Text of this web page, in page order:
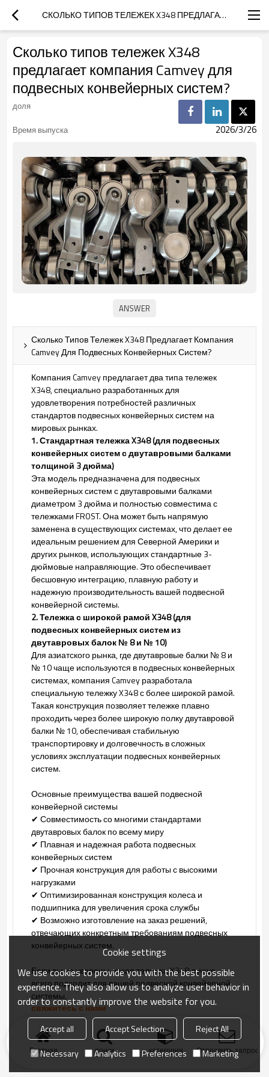
СКОЛЬКО ТИПОВ ТЕЛЕЖЕК X348 ПРЕДЛАГАЕТ КОМПАНИЯ CAMVEY ДЛЯ ПОДВЕСНЫХ КОНВЕЙЕРНЫХ СИСТЕМ?
Сколько типов тележек X348
предлагает компания Camvey для
подвесных конвейерных систем?
доля
Время выпуска
2026/3/26
Сколько Типов Тележек X348 Предлагает Компания
Camvey Для Подвесных Конвейерных Систем?
Компания Camvey предлагает два типа тележек
X348, специально разработанных для
удовлетворения потребностей различных
стандартов подвесных конвейерных систем на
мировых рынках.
1. Стандартная тележка X348 (для подвесных
конвейерных систем с двутавровыми балками
толщиной 3 дюйма)
Эта модель предназначена для подвесных
конвейерных систем с двутавровыми балками
диаметром 3 дюйма и полностью совместима с
тележками FROST. Она может быть напрямую
заменена в существующих системах, что делает ее
идеальным решением для Северной Америки и
других рынков, использующих стандартные 3-
дюймовые направляющие. Это обеспечивает
бесшовную интеграцию, плавную работу и
надежную производительность вашей подвесной
конвейерной системы.
2. Тележка с широкой рамой X348 (для
подвесных конвейерных систем из
двутавровых балок № 8 и № 10)
Для азиатского рынка, где двутавровые балки № 8 и
№ 10 чаще используются в подвесных конвейерных
системах, компания Camvey разработала
специальную тележку X348 с более широкой рамой.
Такая конструкция позволяет тележке плавно
проходить через более широкую полку двутавровой
балки № 10, обеспечивая стабильную
транспортировку и долговечность в сложных
условиях эксплуатации подвесных конвейерных
систем.
Основные преимущества вашей подвесной
конвейерной системы
✔ Совместимость со многими стандартами
двутавровых балок по всему миру
✔ Плавная и надежная работа подвесных
конвейерных систем
✔ Прочная конструкция для работы с высокими
нагрузками
✔ Оптимизированная конструкция колеса и
подшипника для увеличения срока службы
✔ Возможно изготовление на заказ решений,
отвечающих конкретным требованиям подвесных
конвейерных систем.
Если вы не уверены, какая тележка X348 лучше
всего подходит для вашей подвесной конвейерной
системы,
свяжитесь с нами
для получения консультации специалиста.
Главная поиск категория Отправить запрос
Cookie settings
We use cookies to provide you with the best possible
experience. They also allow us to analyze user behavior in
order to constantly improve the website for you.
Accept all Accept Selection
Reject All
Necessary
Analytics Preferences Marketing